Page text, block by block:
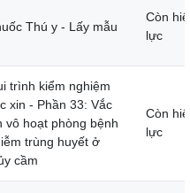
Thú y - Lấy mẫu
Còn
lực
trình kiểm nghiệm
xin - Phần 33: Vắc
vô hoạt phòng bệnh
trùng huyết ở
cầm
Còn
lực